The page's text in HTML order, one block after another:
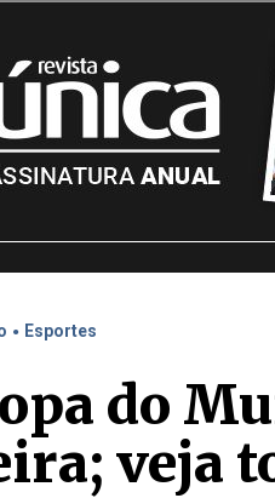
. Esportes
do
veja